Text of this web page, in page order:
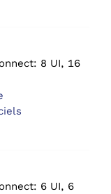
8 UI, 16
6 UI, 6